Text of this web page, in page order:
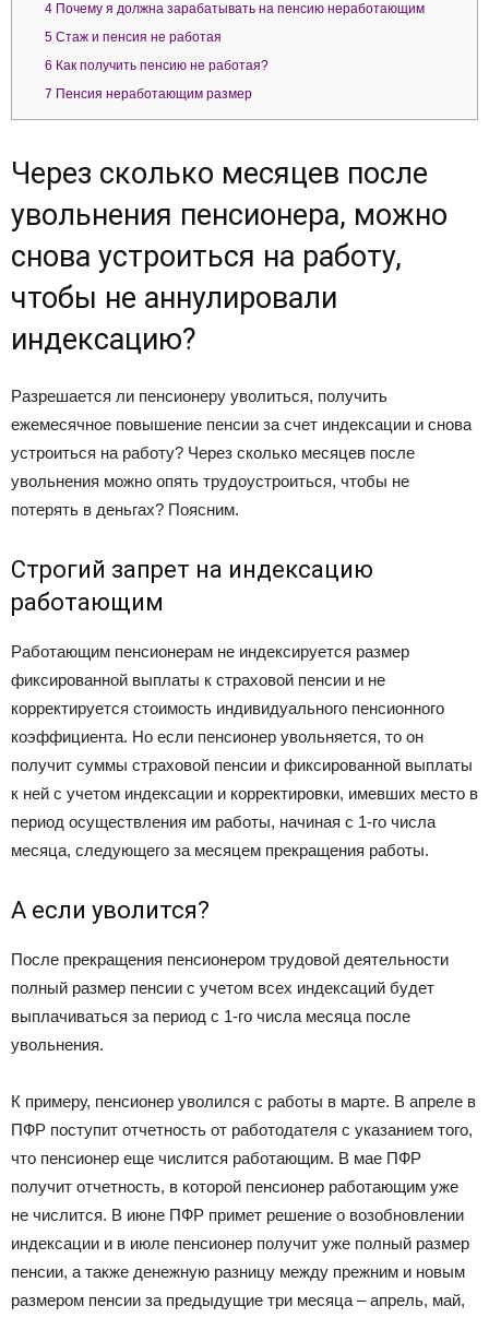
4 Почему я должна зарабатывать на пенсию неработающим
5 Стаж и пенсия не работая
6 Как получить пенсию не работая?
7 Пенсия неработающим размер
Через сколько месяцев после
увольнения пенсионера, можно
снова устроиться на работу,
чтобы не аннулировали
индексацию?
Разрешается ли пенсионеру уволиться, получить
ежемесячное повышение пенсии за счет индексации и снова
устроиться на работу? Через сколько месяцев после
увольнения можно опять трудоустроиться, чтобы не
потерять в деньгах? Поясним.
Строгий запрет на индексацию
работающим
Работающим пенсионерам не индексируется размер
фиксированной выплаты к страховой пенсии и не
корректируется стоимость индивидуального пенсионного
коэффициента. Но если пенсионер увольняется, то он
получит суммы страховой пенсии и фиксированной выплаты
к ней с учетом индексации и корректировки, имевших место в
период осуществления им работы, начиная с 1-го числа
месяца, следующего за месяцем прекращения работы.
А если уволится?
После прекращения пенсионером трудовой деятельности
полный размер пенсии с учетом всех индексаций будет
выплачиваться за период с 1-го числа месяца после
увольнения.
К примеру, пенсионер уволился с работы в марте. В апреле в
ПФР поступит отчетность от работодателя с указанием того,
что пенсионер еще числится работающим. В мае ПФР
получит отчетность, в которой пенсионер работающим уже
не числится. В июне ПФР примет решение о возобновлении
индексации и в июле пенсионер получит уже полный размер
пенсии, а также денежную разницу между прежним и новым
размером пенсии за предыдущие три месяца – апрель, май,